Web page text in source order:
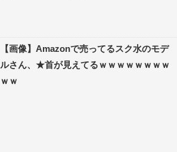
【画像】Amazonで売ってるスク水のモデ
ルさん、★首が見えてるｗｗｗｗｗｗｗｗ
ｗｗ